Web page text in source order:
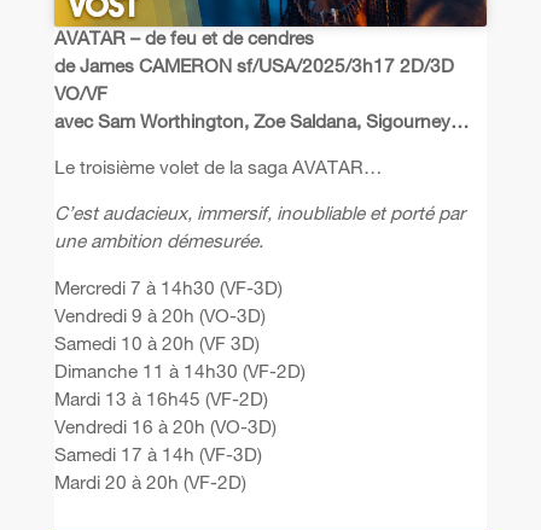
AVATAR – de feu et de cendres
de James CAMERON sf/USA/2025/3h17 2D/3D
VO/VF
avec Sam Worthington, Zoe Saldana, Sigourney…
Le troisième volet de la saga AVATAR…
C’est audacieux, immersif, inoubliable et porté par
une ambition démesurée.
Mercredi 7 à 14h30 (VF-3D)
Vendredi 9 à 20h (VO-3D)
Samedi 10 à 20h (VF 3D)
Dimanche 11 à 14h30 (VF-2D)
Mardi 13 à 16h45 (VF-2D)
Vendredi 16 à 20h (VO-3D)
Samedi 17 à 14h (VF-3D)
Mardi 20 à 20h (VF-2D)